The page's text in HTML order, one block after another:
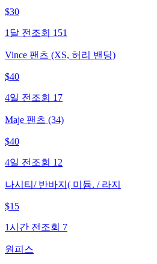
$30
1달 전 조회 151
Vince 팬츠 (XS, 허리 밴딩)
$40
4일 전 조회 17
Maje 팬츠 (34)
$40
4일 전 조회 12
나시티/ 반바지( 미듐. / 라지
$15
1시간 전 조회 7
원피스